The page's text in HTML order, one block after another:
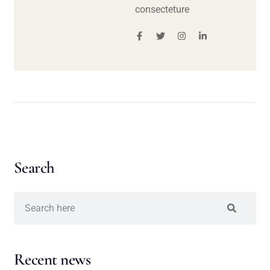
consecteture
Search
Recent news